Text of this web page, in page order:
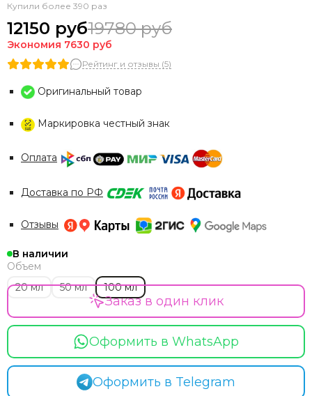
Купили более 390 раз
12150 руб19780 руб
Экономия 7630 руб
Рейтинг и отзывы (5)
Оригинальный товар
Маркировка честный знак
Оплата
Доставка по РФ
Отзывы
В наличии
Объем
20 мл
50 мл 100 мл
Оформить в WhatsApp
Оформить в Telegram
Заказ в один клик